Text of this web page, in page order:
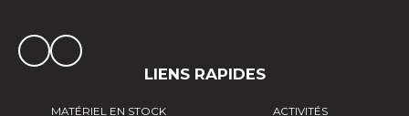
LIENS RAPIDES
MATÉRIEL EN STOCK
ACTIVITÉS